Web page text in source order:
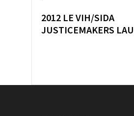
2012 LE VIH/SIDA
JUSTICEMAKERS